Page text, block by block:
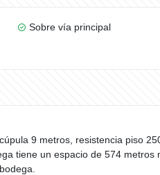
Sobre vía principal
9 metros, resistencia piso
tiene un espacio de 574